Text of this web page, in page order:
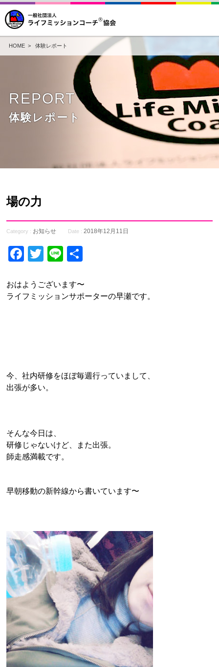
HOME> 体験レポート
REPORT
体験レポート
場の力
Category : お知らせ Date : 2018年12月11日
Facebook
Twitter
Line
おはようございます〜
ライフミッションサポーターの早瀬です。
今、社内研修をほぼ毎週行っていまして、
出張が多い。
そんな今日は、
研修じゃないけど、また出張。
師走感満載です。
早朝移動の新幹線から書いています〜